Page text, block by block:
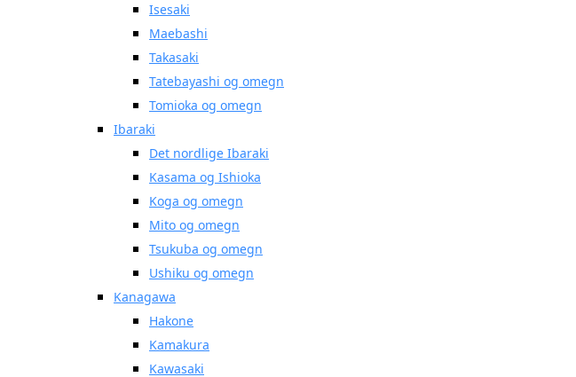
Isesaki
Maebashi
Takasaki
Tatebayashi og omegn
Tomioka og omegn
Ibaraki
Det nordlige Ibaraki
Kasama og Ishioka
Koga og omegn
Mito og omegn
Tsukuba og omegn
Ushiku og omegn
Kanagawa
Hakone
Kamakura
Kawasaki